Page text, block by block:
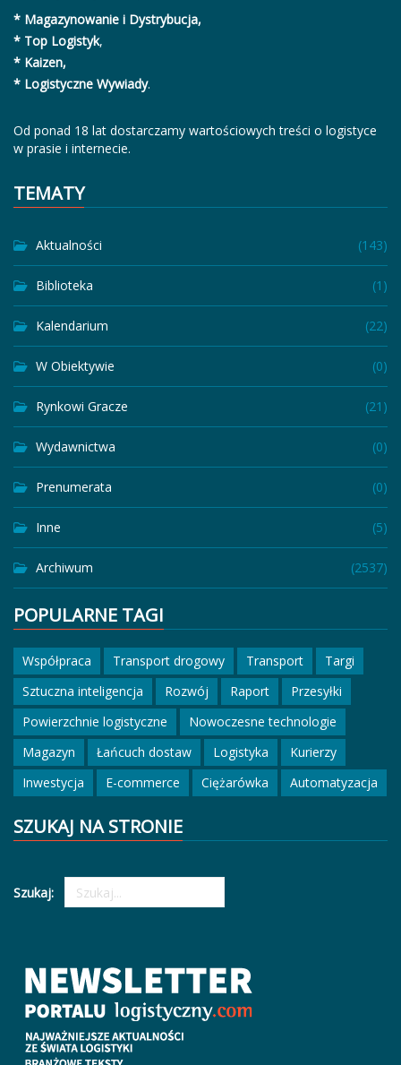
* Magazynowanie i Dystrybucja,
* Top Logistyk,
* Kaizen,
* Logistyczne Wywiady.
Od ponad 18 lat dostarczamy wartościowych treści o logistyce
w prasie i internecie.
TEMATY
Aktualności (143)
Biblioteka (1)
Kalendarium (22)
W Obiektywie (0)
Rynkowi Gracze (21)
Wydawnictwa (0)
Prenumerata (0)
Inne (5)
Archiwum (2537)
POPULARNE TAGI
Współpraca Transport drogowy Transport
Targi
Sztuczna inteligencja
Rozwój Raport
Przesyłki
Powierzchnie logistyczne
Nowoczesne technologie
Magazyn
Łańcuch dostaw Logistyka
Kurierzy
Inwestycja
E-commerce Ciężarówka Automatyzacja
SZUKAJ NA STRONIE
Szukaj: